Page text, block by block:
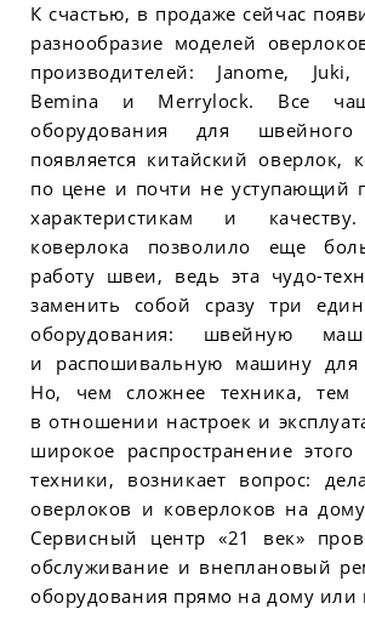
К счастью, в продаже сейчас
разнообразие моделей
производителей: Janome,
Bemina и Merrylock. Все
оборудования для швейного
появляется китайский оверлок,
по цене и почти не уступающий
характеристикам и
коверлока позволило еще
работу швеи, ведь эта чудо-
заменить собой сразу три
оборудования: швейную
и распошивальную машину для
Но, чем сложнее техника, тем
в отношении настроек и
широкое распространение
техники, возникает вопрос:
оверлоков и коверлоков на
Сервисный центр «21 век»
обслуживание и внеплановый
оборудования прямо на дому или